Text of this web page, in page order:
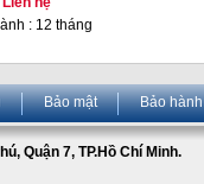
: 12 tháng
Bảo mật Bảo hành
Quận 7, TP.Hồ Chí Minh.